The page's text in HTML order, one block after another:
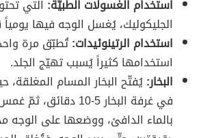
استخدام الغسولات الطبيّة: التي
الجليكوليك، يُغسل الوجه فيها يومياً
استخدام الرتينوئيدات:تُطبّق مرة
استخدامها كثيراً يُسبب تهيّج الجلد.
البخار:يُفتّح البخار المسام
في غرفة البخار 5-10
بالماء الدافئ، ووضعها على الوجه